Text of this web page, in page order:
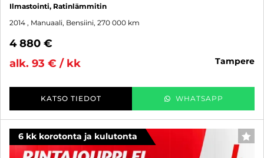
Ilmastointi, Ratinlämmitin
2014 , Manuaali, Bensiini, 270 000 km
4 880 €
alk. 93 € / kk
tampere
KATSO TIEDOT WHATSAPP
6 kk korotonta ja kulutonta